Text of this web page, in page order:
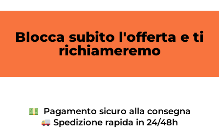
Blocca subito l'offerta e ti
richiameremo
Pagamento sicuro alla consegna
Spedizione rapida in 24/48h